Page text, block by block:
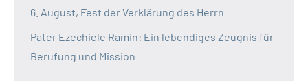
6. August, Fest der Verklärung des Herrn
Pater Ezechiele Ramin: Ein lebendiges Zeugnis für
Berufung und Mission